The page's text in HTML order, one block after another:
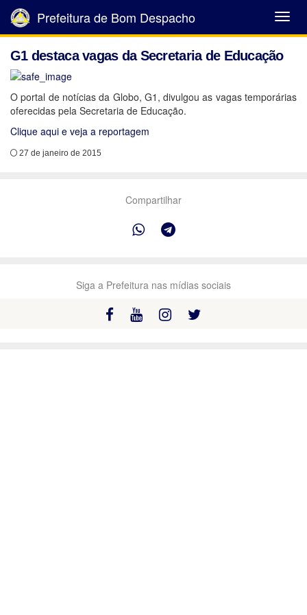
Abrir
Menu
Prefeitura de Bom Despacho
G1 destaca vagas da Secretaria de Educação
O portal de notícias da Globo, G1, divulgou as vagas temporárias
oferecidas pela Secretaria de Educação.
Clique aqui e veja a reportagem
27 de janeiro de 2015
Compartilhar
Siga a Prefeitura nas mídias sociais